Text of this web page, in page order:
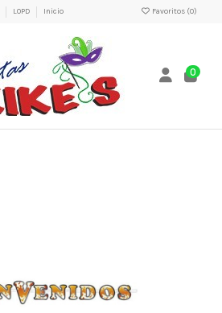
LOPD Inicio Favoritos (0)
0